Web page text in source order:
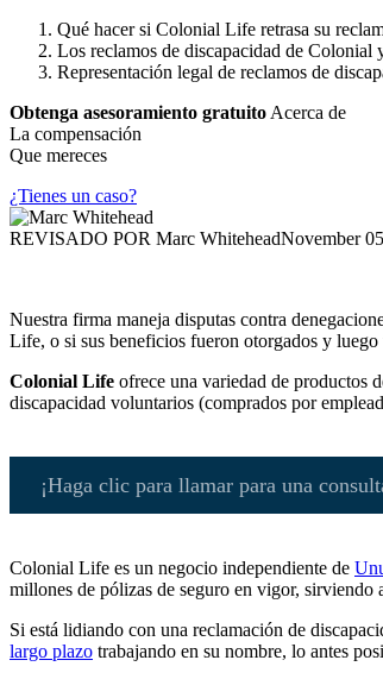
Qué hacer si Colonial Life retrasa su
Los reclamos de discapacidad de Colonial
Representación legal de reclamos de
Obtenga asesoramiento gratuito Acerca de
La compensación
Que mereces
¿Tienes un caso?
REVISADO POR Marc WhiteheadNovember
Nuestra firma maneja disputas contra
Life, o si sus beneficios fueron otorgados y
Colonial Life ofrece una variedad de productos
discapacidad voluntarios (comprados por
¡Haga clic para llamar para una
Colonial Life es un negocio independiente de
millones de pólizas de seguro en vigor, sirviendo
Si está lidiando con una reclamación de
largo plazo trabajando en su nombre, lo antes